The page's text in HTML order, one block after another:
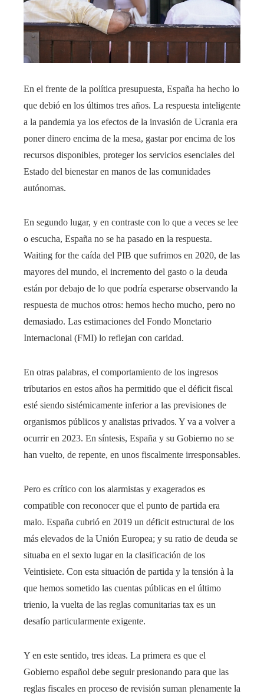
En el frente de la política presupuesta, España ha hecho lo
que debió en los últimos tres años. La respuesta inteligente
a la pandemia ya los efectos de la invasión de Ucrania era
poner dinero encima de la mesa, gastar por encima de los
recursos disponibles, proteger los servicios esenciales del
Estado del bienestar en manos de las comunidades
autónomas.
En segundo lugar, y en contraste con lo que a veces se lee
o escucha, España no se ha pasado en la respuesta.
Waiting for the caída del PIB que sufrimos en 2020, de las
mayores del mundo, el incremento del gasto o la deuda
están por debajo de lo que podría esperarse observando la
respuesta de muchos otros: hemos hecho mucho, pero no
demasiado. Las estimaciones del Fondo Monetario
Internacional (FMI) lo reflejan con caridad.
En otras palabras, el comportamiento de los ingresos
tributarios en estos años ha permitido que el déficit fiscal
esté siendo sistémicamente inferior a las previsiones de
organismos públicos y analistas privados. Y va a volver a
ocurrir en 2023. En síntesis, España y su Gobierno no se
han vuelto, de repente, en unos fiscalmente irresponsables.
Pero es crítico con los alarmistas y exagerados es
compatible con reconocer que el punto de partida era
malo. España cubrió en 2019 un déficit estructural de los
más elevados de la Unión Europea; y su ratio de deuda se
situaba en el sexto lugar en la clasificación de los
Veintisiete. Con esta situación de partida y la tensión à la
que hemos sometido las cuentas públicas en el último
trienio, la vuelta de las reglas comunitarias tax es un
desafío particularmente exigente.
Y en este sentido, tres ideas. La primera es que el
Gobierno español debe seguir presionando para que las
reglas fiscales en proceso de revisión suman plenamente la